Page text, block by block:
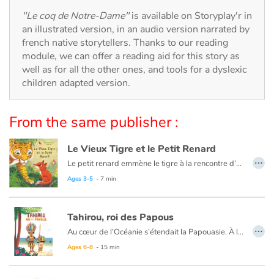
Arts, space, activities
Documentaries
With the family
Daily life and hobbies
At school
Festivals and events
Love and friendship
Social issues
Emotions and feelings
"Le coq de Notre-Dame"is available on Storyplay'r in
an illustrated version, in an audio version narrated by
french native storytellers. Thanks to our reading
module, we can offer a reading aid for this story as
well as for all the other ones, and tools for a dyslexic
children adapted version.
From the same publisher :
Le Vieux Tigre et le Petit Renard
Le petit renard emmène le tigre à la rencontre d’une biche et de son faon, de trois bébés pandas puis de quatre singes agiles. Derrière le renard qui avance d’un pas sûr, les animaux aperçoivent le gros tigre… Tous détalent sans délai.
Ages 3-5 - 7 min
…
Tahirou, roi des Papous
Au cœur de l’Océanie s’étendait la Papouasie. À l’ombre de son épaisse forêt, le village du jeune Tahirou vivait en parfaite harmonie. Jamais une querelle, jamais un conflit jusqu’au jour où de terribles pirates débarquèrent sur son île…
Ages 6-8 - 15 min
…